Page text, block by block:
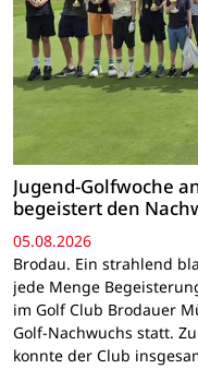
Jugend-Golfwoche
begeistert den
05.08.2026
Brodau. Ein strahlend
jede Menge
im Golf Club Brodauer
Golf-Nachwuchs statt.
konnte der Club